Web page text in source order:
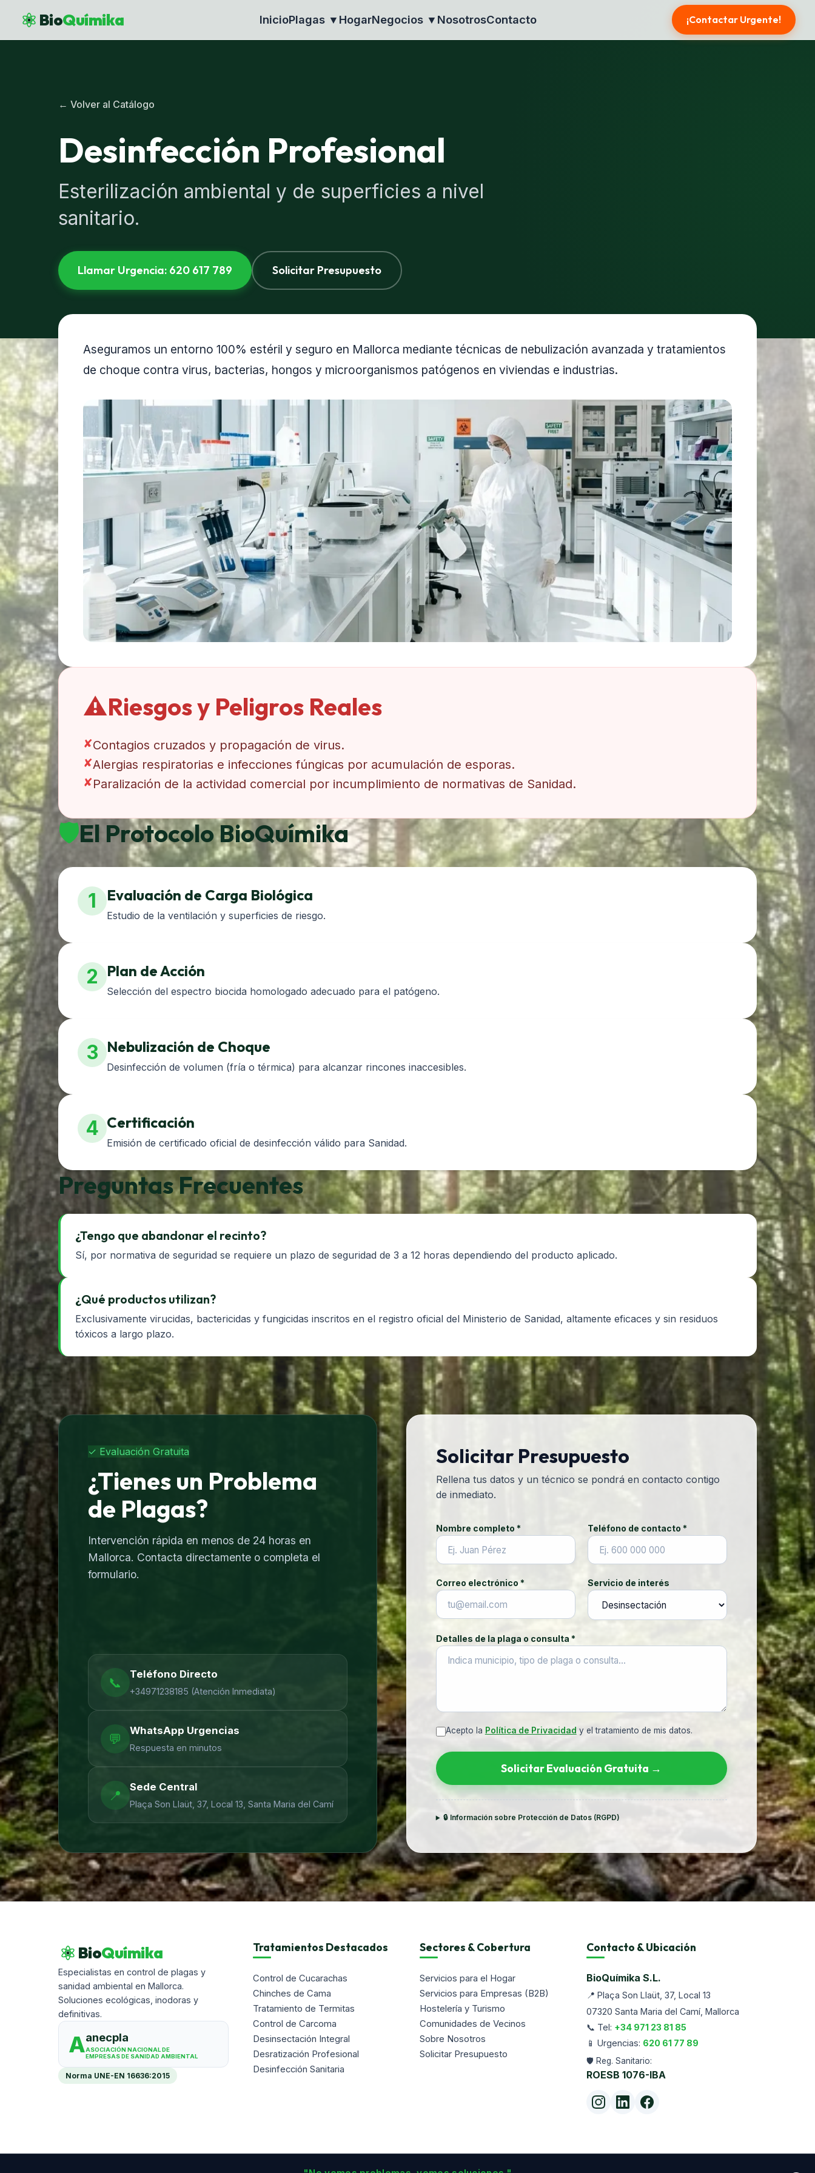
BioQuímika InicioPlagas ▼ HogarNegocios ▼ NosotrosContacto ¡Contactar Urgente!
← Volver al Catálogo
Desinfección Profesional
Esterilización ambiental y de superficies a nivel
sanitario.
Llamar Urgencia: 620 617 789 Solicitar Presupuesto
Aseguramos un entorno 100% estéril y seguro en Mallorca mediante técnicas de nebulización avanzada y tratamientos
de choque contra virus, bacterias, hongos y microorganismos patógenos en viviendas e industrias.
⚠️Riesgos y Peligros Reales
✘Contagios cruzados y propagación de virus.
✘Alergias respiratorias e infecciones fúngicas por acumulación de esporas.
✘Paralización de la actividad comercial por incumplimiento de normativas de Sanidad.
🛡️El Protocolo BioQuímika
1 Evaluación de Carga Biológica
Estudio de la ventilación y superficies de riesgo.
2 Plan de Acción
Selección del espectro biocida homologado adecuado para el patógeno.
3 Nebulización de Choque
Desinfección de volumen (fría o térmica) para alcanzar rincones inaccesibles.
4 Certificación
Emisión de certificado oficial de desinfección válido para Sanidad.
Preguntas Frecuentes
¿Tengo que abandonar el recinto?
Sí, por normativa de seguridad se requiere un plazo de seguridad de 3 a 12 horas dependiendo del producto aplicado.
¿Qué productos utilizan?
Exclusivamente virucidas, bactericidas y fungicidas inscritos en el registro oficial del Ministerio de Sanidad, altamente eficaces y sin residuos
tóxicos a largo plazo.
✓ Evaluación Gratuita
¿Tienes un Problema
de Plagas?
Intervención rápida en menos de 24 horas en
Mallorca. Contacta directamente o completa el
formulario.
📞
Teléfono Directo
+34971238185 (Atención Inmediata)
💬
WhatsApp Urgencias
Respuesta en minutos
📍
Sede Central
Plaça Son Llaüt, 37, Local 13 Santa Maria del Camí
Solicitar Presupuesto
Rellena tus datos y un técnico se pondrá en contacto contigo
de inmediato.
Nombre completo * Teléfono de contacto *
Correo electrónico * Servicio de interés
Detalles de la plaga o consulta *
Acepto la Política de Privacidad y el tratamiento de mis datos.
Solicitar Evaluación Gratuita →
🔒 Información sobre Protección de Datos (RGPD)
BioQuímika
Especialistas en control de plagas y
sanidad ambiental en Mallorca.
Soluciones ecológicas, inodoras y
definitivas.
Aanecpla
ASOCIACIÓN NACIONAL DE
EMPRESAS DE SANIDAD AMBIENTAL
Norma UNE-EN 16636:2015
Tratamientos Destacados
Control de Cucarachas
Chinches de Cama
Tratamiento de Termitas
Control de Carcoma
Desinsectación Integral
Desratización Profesional
Desinfección Sanitaria
Sectores & Cobertura
Servicios para el Hogar
Servicios para Empresas (B2B)
Hostelería y Turismo
Comunidades de Vecinos
Sobre Nosotros
Solicitar Presupuesto
Contacto & Ubicación
BioQuímika S.L.
📍 Plaça Son Llaüt, 37, Local 13
07320 Santa Maria del Camí, Mallorca
📞 Tel: +34 971 23 81 85
📱 Urgencias: 620 61 77 89
🛡️ Reg. Sanitario:
ROESB 1076-IBA